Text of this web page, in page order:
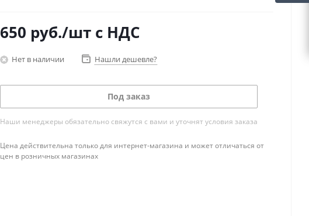
650 руб./шт с НДС
Нет в наличии Нашли дешевле?
Под заказ
Наши менеджеры обязательно свяжутся с вами и уточнят условия заказа
Цена действительна только для интернет-магазина и может отличаться от
цен в розничных магазинах